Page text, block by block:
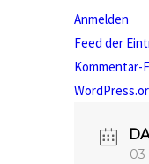
Anmelden
Feed der
Kommentar-
03